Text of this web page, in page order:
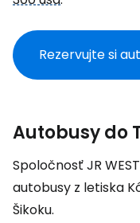
Rezervujte si
Autobusy do
Spoločnosť JR
autobusy z letiska
Šikoku.